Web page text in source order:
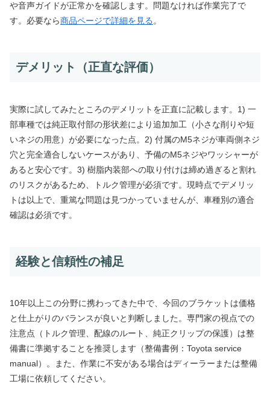
や音声ガイドが正常かを確認します。問題なければ作業完了で
す。必要なら商品ページで詳細を見る。
デメリット（正直な評価）
実際に試してみたところのデメリットを正直に記載します。1) 一
部車種では純正取付部の形状差により追加加工（小さな削りや短
いネジの用意）が必要になった点。2) 付属のM5ネジが車両側ネジ
穴と完全適合しないケースがあり、予備のM5ネジやワッシャーが
あると安心です。3) 樹脂内装部への取り付けは締め過ぎると割れ
のリスクがあるため、トルク管理が必須です。現時点でデメリッ
トは以上で、重篤な問題は見つかっていませんが、車種別の適合
確認は必須です。
経験と信頼性の補足
10年以上この分野に携わってきた中で、今回のブラケットは価格
と仕上がりのバランスが良いと判断しました。専門家の視点での
注意点（トルク管理、配線のルート、純正クリップの保護）は整
備書に準拠することを推奨します（整備書例：Toyota service
manual）。また、作業に不安がある場合はディーラーまたは整備
工場に依頼してください。